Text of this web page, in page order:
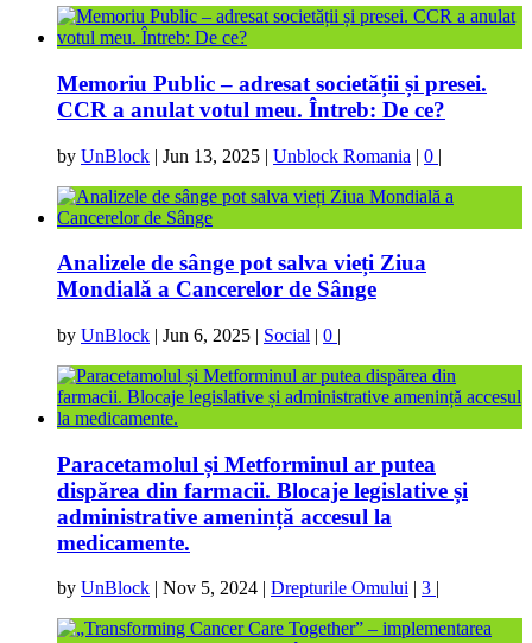
Memoriu Public – adresat societății și presei.
CCR a anulat votul meu. Întreb: De ce?
by UnBlock | Jun 13, 2025 | Unblock Romania | 0 |
Analizele de sânge pot salva vieți Ziua
Mondială a Cancerelor de Sânge
by UnBlock | Jun 6, 2025 | Social | 0 |
Paracetamolul și Metforminul ar putea
dispărea din farmacii. Blocaje legislative și
administrative amenință accesul la
medicamente.
by UnBlock | Nov 5, 2024 | Drepturile Omului | 3 |